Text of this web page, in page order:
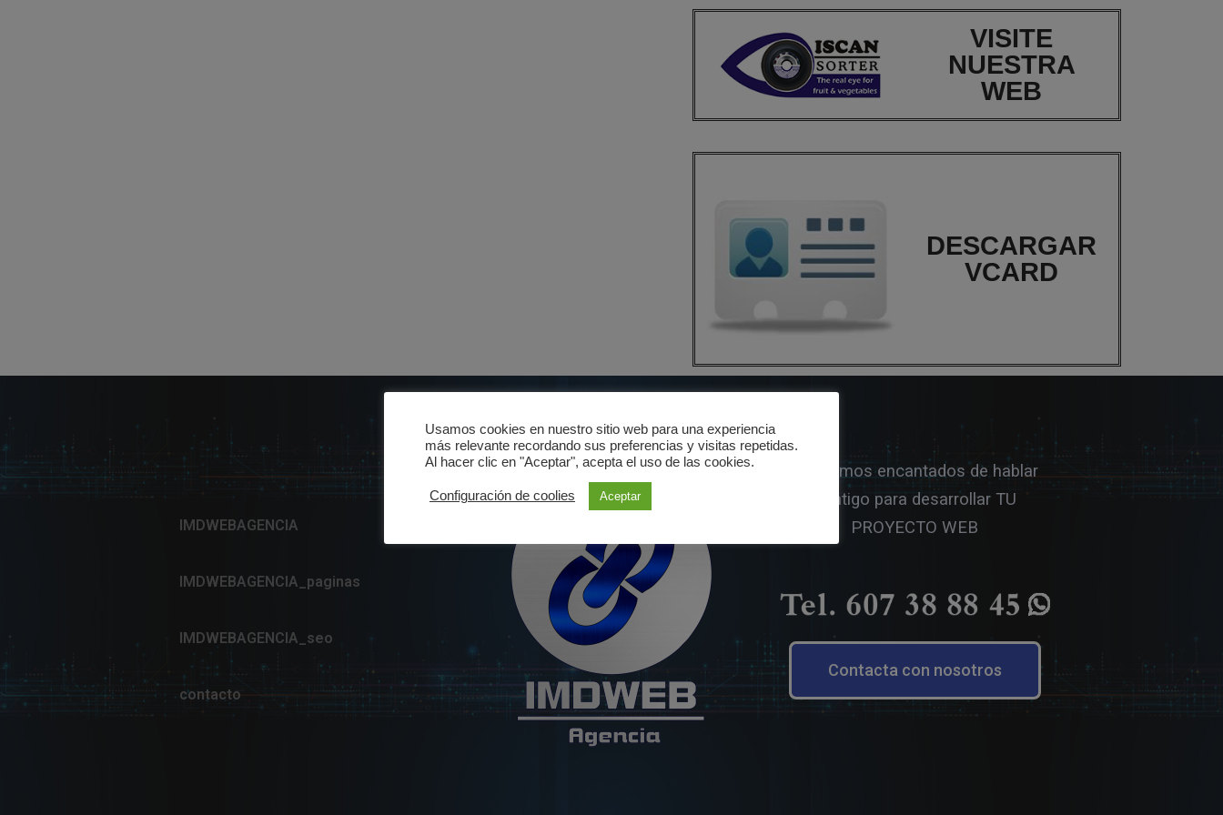
VISITE
NUESTRA
WEB
DESCARGAR
VCARD
IMDWEBAGENCIA
IMDWEBAGENCIA_paginas
IMDWEBAGENCIA_seo
contacto
Estaremos encantados de hablar
contigo para desarrollar TU
PROYECTO WEB
Contacta con nosotros
Usamos cookies en nuestro sitio web para una experiencia
más relevante recordando sus preferencias y visitas repetidas.
Al hacer clic en "Aceptar", acepta el uso de las cookies.
Configuración de coolies Aceptar